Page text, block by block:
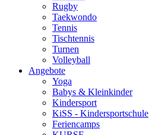
Rugby
Taekwondo
Tennis
Tischtennis
Turnen
Volleyball
Angebote
Yoga
Babys & Kleinkinder
Kindersport
KiSS - Kindersportschule
Feriencamps